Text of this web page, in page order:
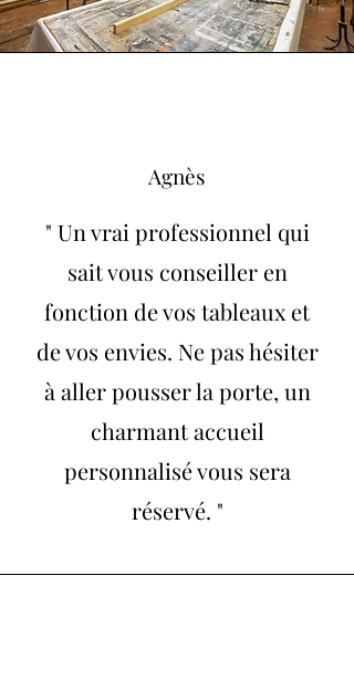
Agnès
" Un vrai professionnel qui
sait vous conseiller en
fonction de vos tableaux et
de vos envies. Ne pas hésiter
à aller pousser la porte, un
charmant accueil
personnalisé vous sera
réservé. "